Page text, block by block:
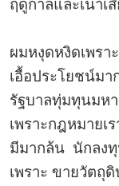
ฤดูกาลและเน่าเ
ผมหงุดหงิดเพรา
เอื้อประโยชน์ม
รัฐบาลทุ่มทุนมห
เพราะกฎหมายเ
มีมากล้น นักลงทุ
เพราะ ขายวัตถุ